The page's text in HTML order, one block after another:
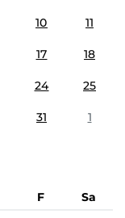
10 11
17 18
24 25
31 1
F
Sa